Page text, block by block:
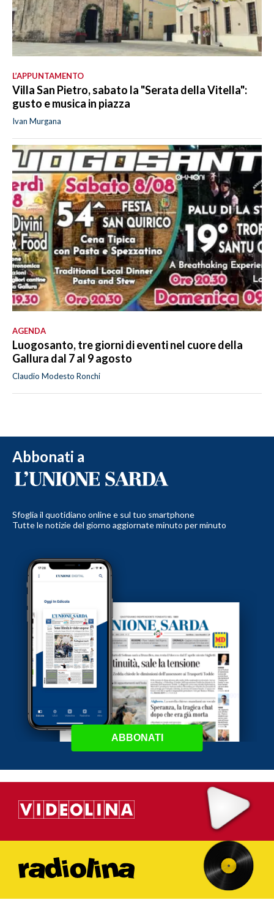
L’APPUNTAMENTO
Villa San Pietro, sabato la "Serata della Vitella":
gusto e musica in piazza
Ivan Murgana
AGENDA
Luogosanto, tre giorni di eventi nel cuore della
Gallura dal 7 al 9 agosto
Claudio Modesto Ronchi
Abbonati a
Sfoglia il quotidiano online e sul tuo smartphone
Tutte le notizie del giorno aggiornate minuto per minuto
ABBONATI